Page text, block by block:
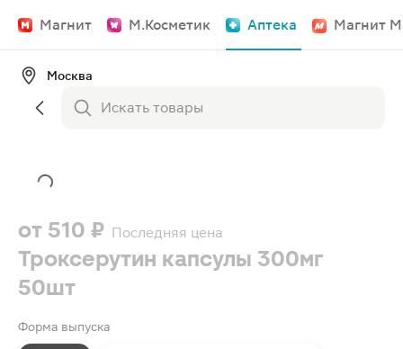
Магнит М.Косметик Аптека Магнит
Москва
от 510 ₽ Последняя цена
Троксерутин капсулы 300мг
50шт
Форма выпуска